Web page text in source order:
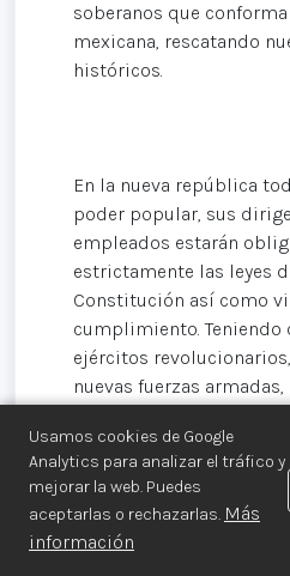
Usamos cookies de Google
Analytics para analizar el tráfico y
mejorar la web. Puedes
aceptarlas o rechazarlas. Más
información
soberanos que
mexicana, rescatando
históricos.
En la nueva república
poder popular, sus
empleados estarán
estrictamente las leyes
Constitución así como
cumplimiento. Teniendo
ejércitos
nuevas fuerzas
apegadas a las leyes
Constitución.